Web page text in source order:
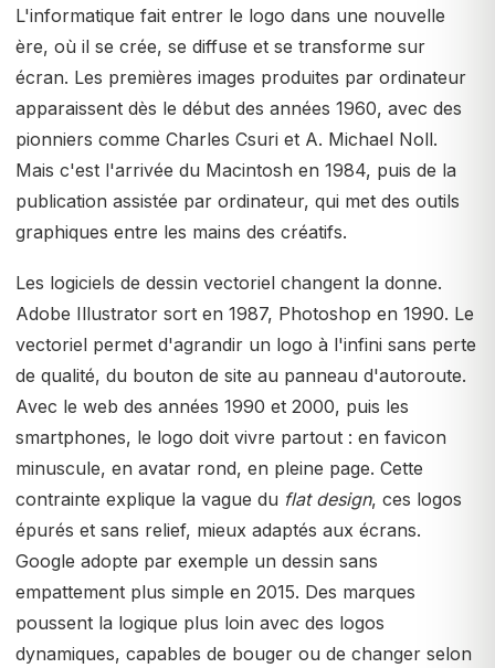
L'informatique fait entrer le logo dans une nouvelle
ère, où il se crée, se diffuse et se transforme sur
écran. Les premières images produites par ordinateur
apparaissent dès le début des années 1960, avec des
pionniers comme Charles Csuri et A. Michael Noll.
Mais c'est l'arrivée du Macintosh en 1984, puis de la
publication assistée par ordinateur, qui met des outils
graphiques entre les mains des créatifs.
Les logiciels de dessin vectoriel changent la donne.
Adobe Illustrator sort en 1987, Photoshop en 1990. Le
vectoriel permet d'agrandir un logo à l'infini sans perte
de qualité, du bouton de site au panneau d'autoroute.
Avec le web des années 1990 et 2000, puis les
smartphones, le logo doit vivre partout : en favicon
minuscule, en avatar rond, en pleine page. Cette
contrainte explique la vague du flat design, ces logos
épurés et sans relief, mieux adaptés aux écrans.
Google adopte par exemple un dessin sans
empattement plus simple en 2015. Des marques
poussent la logique plus loin avec des logos
dynamiques, capables de bouger ou de changer selon